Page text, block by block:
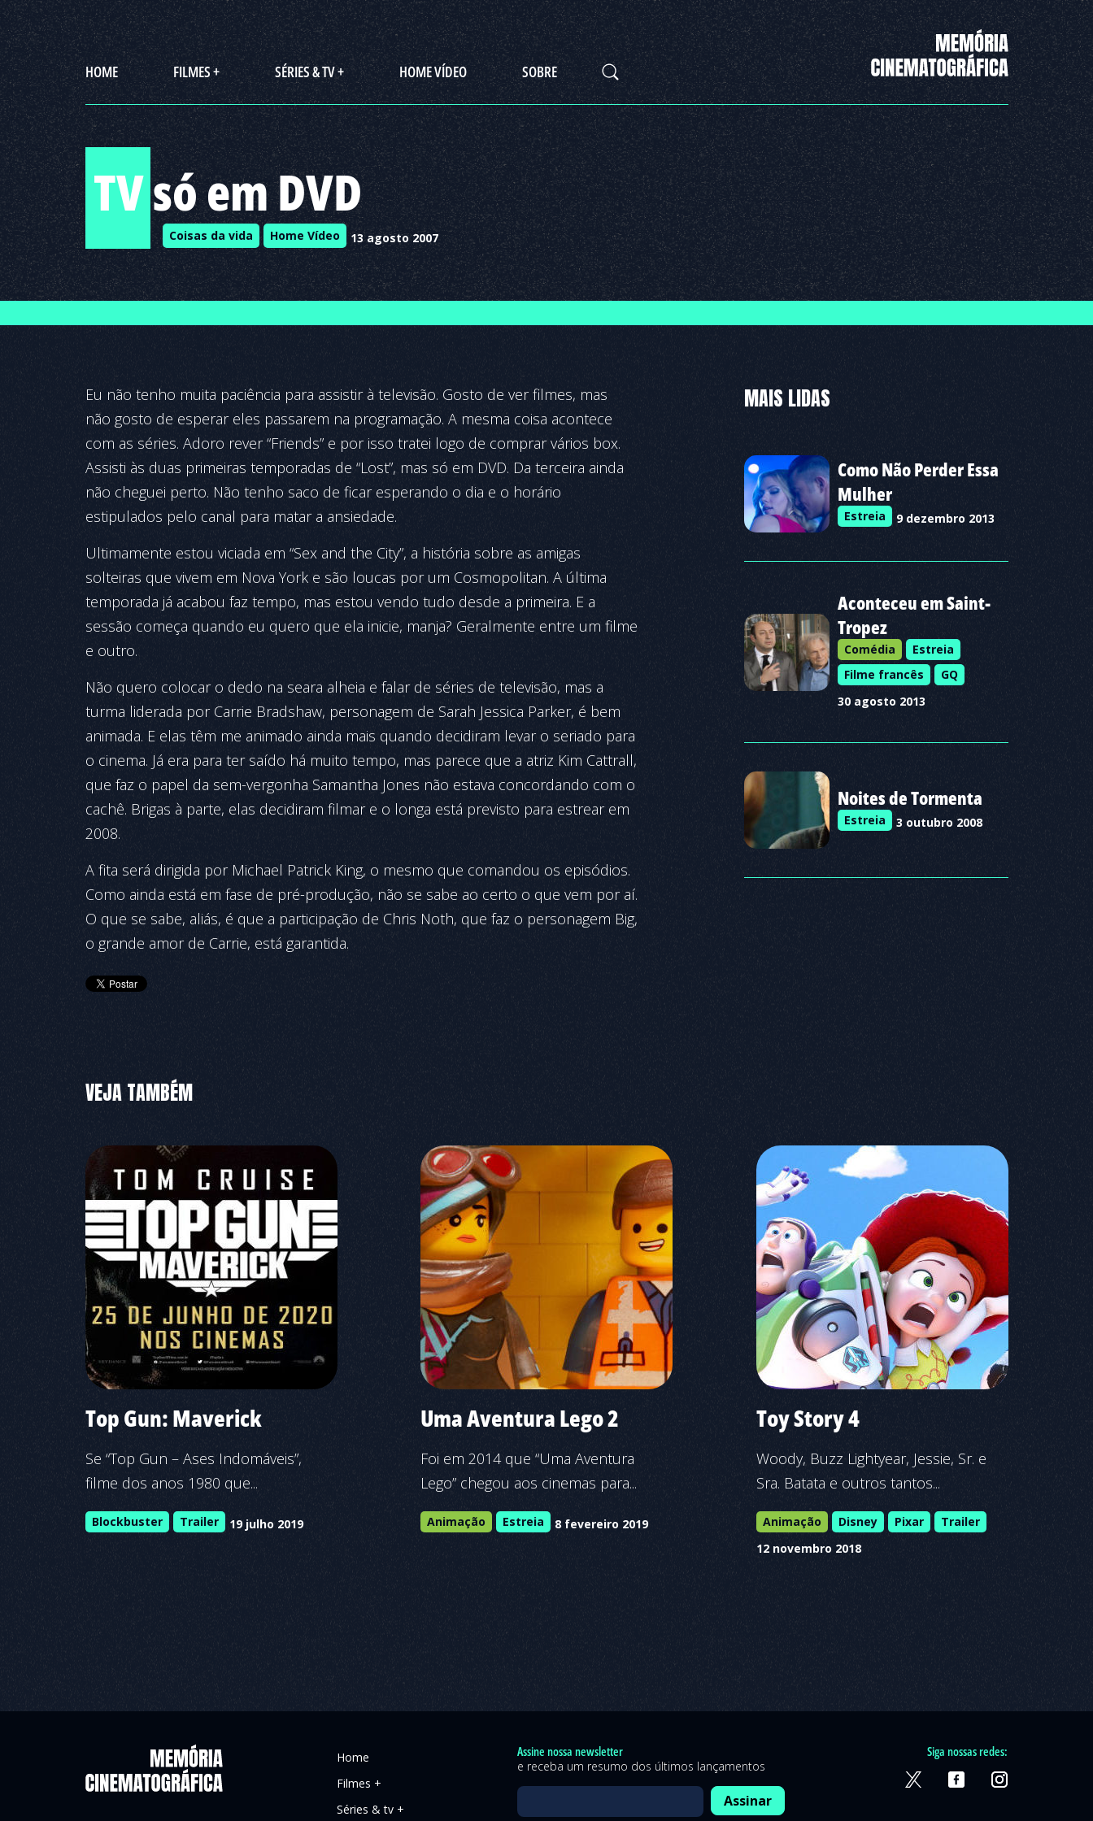
HOME FILMES + SÉRIES & TV + HOME VÍDEO SOBRE
TV só em DVD
Coisas da vida Home Vídeo 13 agosto 2007
Eu não tenho muita paciência para assistir à televisão. Gosto de ver filmes, mas
não gosto de esperar eles passarem na programação. A mesma coisa acontece
com as séries. Adoro rever “Friends” e por isso tratei logo de comprar vários box.
Assisti às duas primeiras temporadas de “Lost”, mas só em DVD. Da terceira ainda
não cheguei perto. Não tenho saco de ficar esperando o dia e o horário
estipulados pelo canal para matar a ansiedade.
Ultimamente estou viciada em “Sex and the City”, a história sobre as amigas
solteiras que vivem em Nova York e são loucas por um Cosmopolitan. A última
temporada já acabou faz tempo, mas estou vendo tudo desde a primeira. E a
sessão começa quando eu quero que ela inicie, manja? Geralmente entre um filme
e outro.
Não quero colocar o dedo na seara alheia e falar de séries de televisão, mas a
turma liderada por Carrie Bradshaw, personagem de Sarah Jessica Parker, é bem
animada. E elas têm me animado ainda mais quando decidiram levar o seriado para
o cinema. Já era para ter saído há muito tempo, mas parece que a atriz Kim Cattrall,
que faz o papel da sem-vergonha Samantha Jones não estava concordando com o
cachê. Brigas à parte, elas decidiram filmar e o longa está previsto para estrear em
2008.
A fita será dirigida por Michael Patrick King, o mesmo que comandou os episódios.
Como ainda está em fase de pré-produção, não se sabe ao certo o que vem por aí.
O que se sabe, aliás, é que a participação de Chris Noth, que faz o personagem Big,
o grande amor de Carrie, está garantida.
MAIS LIDAS
Como Não Perder Essa
Mulher
Estreia 9 dezembro 2013
Aconteceu em Saint-
Tropez
Comédia
Estreia
Filme francês
GQ
30 agosto 2013
Noites de Tormenta
Estreia 3 outubro 2008
VEJA TAMBÉM
Top Gun: Maverick
Se “Top Gun – Ases Indomáveis”,
filme dos anos 1980 que...
Blockbuster Trailer 19 julho 2019
Uma Aventura Lego 2
Foi em 2014 que “Uma Aventura
Lego” chegou aos cinemas para...
Animação Estreia 8 fevereiro 2019
Toy Story 4
Woody, Buzz Lightyear, Jessie, Sr. e
Sra. Batata e outros tantos...
Animação Disney Pixar
Trailer
12 novembro 2018
Home
Filmes +
Séries & tv +
Assine nossa newsletter
e receba um resumo dos últimos lançamentos
Siga nossas redes: